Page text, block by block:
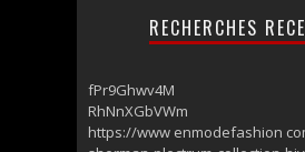
RECHERCHES
fPr9Ghwv4M
RhNnXGbVWm
https://www enmodefashion